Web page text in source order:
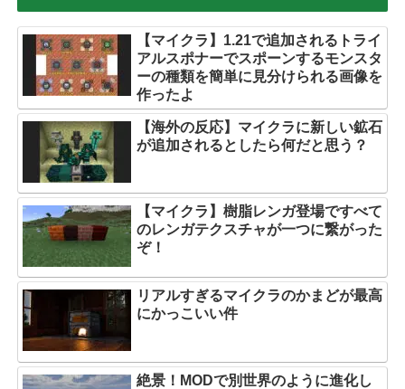
【マイクラ】1.21で追加されるトライ
アルスポナーでスポーンするモンスタ
ーの種類を簡単に見分けられる画像を
作ったよ
【海外の反応】マイクラに新しい鉱石
が追加されるとしたら何だと思う？
【マイクラ】樹脂レンガ登場ですべて
のレンガテクスチャが一つに繋がった
ぞ！
リアルすぎるマイクラのかまどが最高
にかっこいい件
絶景！MODで別世界のように進化し